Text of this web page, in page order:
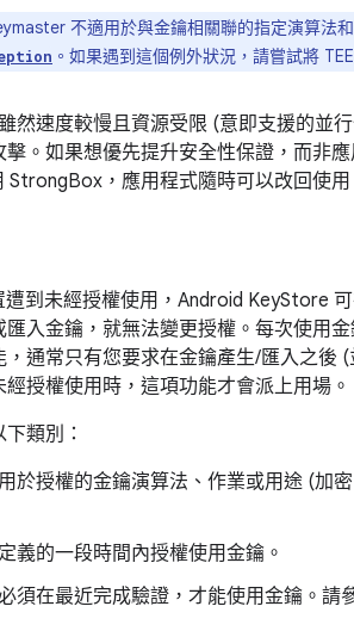
不適用於與金鑰相關聯的指定演算法
。如果遇到這個例外狀況，請嘗試將
然速度較慢且資源受限 (意即支援的並
。如果想優先提升安全性保證，而非
，應用程式隨時可以改回使用
到未經授權使用，Android KeyStore
入金鑰，就無法變更授權。每次使用
通常只有您要求在金鑰產生/匯入之後
授權使用時，這項功能才會派上用場。
類別：
於授權的金鑰演算法、作業或用途 (加
義的一段時間內授權使用金鑰。
須在最近完成驗證，才能使用金鑰。請